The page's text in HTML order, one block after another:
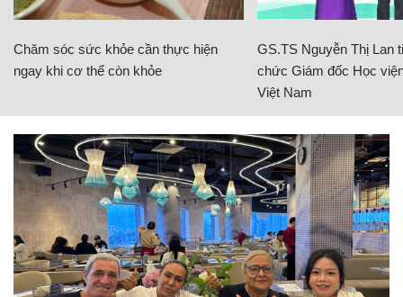
Chăm sóc sức khỏe cần thực hiện
ngay khi cơ thể còn khỏe
GS.TS Nguyễn Thị Lan
chức Giám đốc Học
Việt Nam